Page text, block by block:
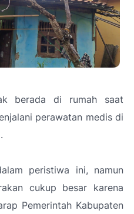
berada di rumah saat
perawatan medis di
peristiwa ini, namun
cukup besar karena
Pemerintah Kabupaten